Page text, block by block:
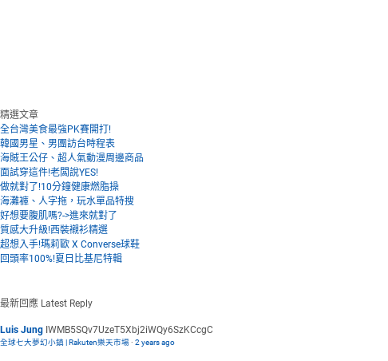
精選文章
全台灣美食最強PK賽開打!
韓國男星、男團訪台時程表
海賊王公仔、超人氣動漫周邊商品
面試穿這件!老闆說YES!
做就對了!10分鐘健康燃脂操
海灘褲、人字拖，玩水單品特搜
好想要腹肌嗎?->進來就對了
質感大升級!西裝襯衫精選
超想入手!瑪莉歐 X Converse球鞋
回頭率100%!夏日比基尼特輯
最新回應 Latest Reply
Luis Jung IWMB5SQv7UzeT5Xbj2iWQy6SzKCcgC
全球七大夢幻小鎮 | Rakuten樂天市場· 2 years ago